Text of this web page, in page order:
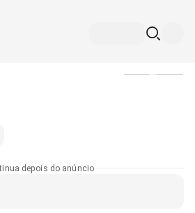
depois do anúncio